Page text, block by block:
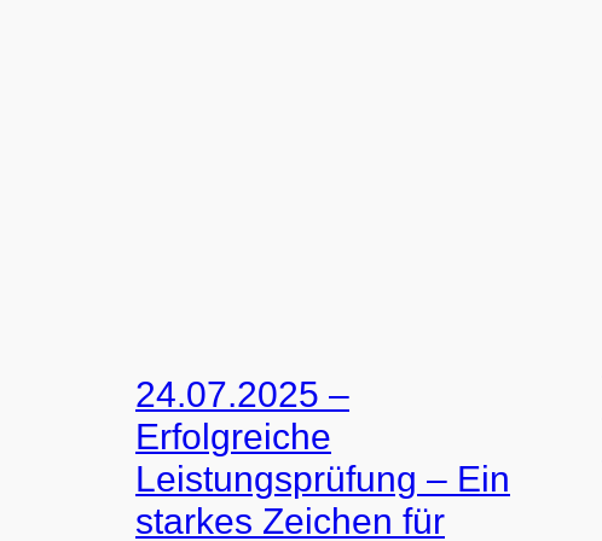
24.07.2025 –
Erfolgreiche
Leistungsprüfung – Ein
starkes Zeichen für